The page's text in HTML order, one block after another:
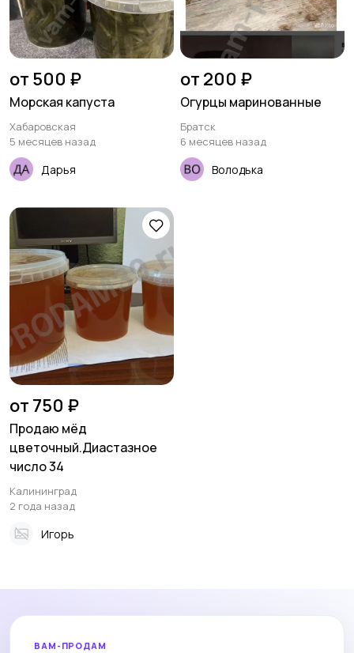
от 500 ₽
Морская капуста
Хабаровская
5 месяцев назад
Дарья
от 200 ₽
Огурцы маринованные
Братск
6 месяцев назад
Володька
от 750 ₽
Продаю мёд
цветочный.Диастазное
число 34
Калининград
2 года назад
Игорь
ВАМ-ПРОДАМ